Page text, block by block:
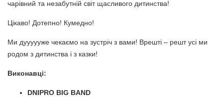
чарівний та незабутній світ щасливого дитинства!
Цікаво! Дотепно! Кумедно!
Ми дуууууже чекаємо на зустріч з вами! Врешті – решт усі ми
родом з дитинства і з казки!
Виконавці:
DNIPRO BIG BAND